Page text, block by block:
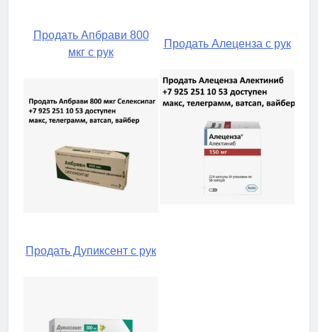
Продать Апбрави 800
мкг с рук
Продать Алеценза с рук
Продать Дупиксент с рук